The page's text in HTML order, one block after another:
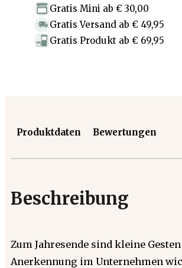
Gratis Mini ab € 30,00
Gratis Versand ab € 49,95
Gratis Produkt ab € 69,95
Produktdaten Bewertungen
Beschreibung
Zum Jahresende sind kleine
Anerkennung im Unternehmen